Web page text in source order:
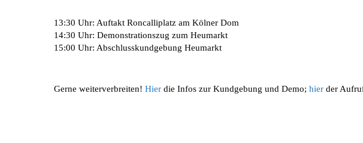
13:30 Uhr: Auftakt Roncalliplatz am Kölner Dom
14:30 Uhr: Demonstrationszug zum Heumarkt
15:00 Uhr: Abschlusskundgebung Heumarkt
Gerne weiterverbreiten! Hier die Infos zur Kundgebung und Demo; hier der